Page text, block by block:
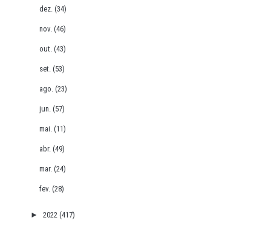
dez.(34)
nov.(46)
out.(43)
set.(53)
ago.(23)
jun.(57)
mai.(11)
abr.(49)
mar.(24)
fev.(28)
► 2022 (417)